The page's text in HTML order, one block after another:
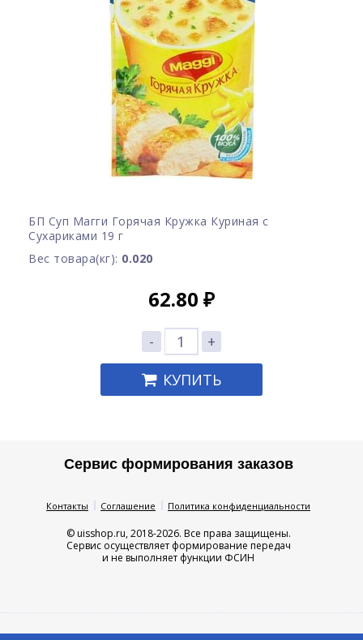
БП Суп Магги Горячая Кружка Куриная с
Сухариками 19 г
Вес товара(кг): 0.020
62.80 ₽
-
+
КУПИТЬ
Сервис формирования заказов
Контакты Соглашение Политика конфиденциальности
© uisshop.ru, 2018-2026. Все права защищены.
Сервис осуществляет формирование передач
и не выполняет функции ФСИН